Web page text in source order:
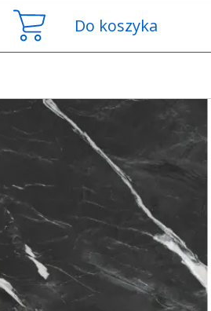
Do koszyka